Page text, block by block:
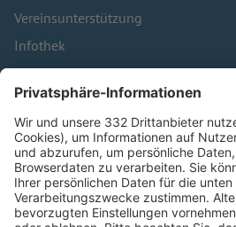
Vereinsunterstützung
Infothek
Kontakt
HÄUFIG BESUCHTE SEITEN
Pässe und Vereinswechsel
Trainerausbildung
Schulungsangebot Vereinsmitarbeiter